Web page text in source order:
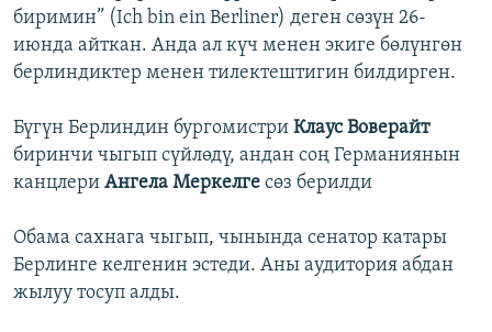
биримин” (Ich bin ein Berliner) деген сөзүн 26-
июнда айткан. Анда ал күч менен экиге бөлүнгөн
берлиндиктер менен тилектештигин билдирген.
Бүгүн Берлиндин бургомистри Клаус Воверайт
биринчи чыгып сүйлөдү, андан соң Германиянын
канцлери Ангела Меркелге сөз берилди
Обама сахнага чыгып, чынында сенатор катары
Берлинге келгенин эстеди. Аны аудитория абдан
жылуу тосуп алды.